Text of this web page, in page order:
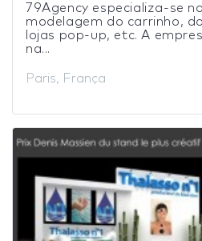
79Agency especializa-se
modelagem do carrinho,
lojas pop-up, etc. A
na...
Paris, França